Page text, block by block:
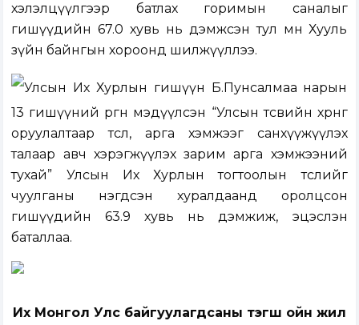
хэлэлцүүлгээр батлах горимын саналыг
гишүүдийн 67.0 хувь нь дэмжсэн тул мөн Хууль
зүйн байнгын хороонд шилжүүллээ.
Улсын Их Хурлын гишүүн Б.Пунсалмаа нарын
13 гишүүний өргөн мэдүүлсэн “Улсын төсвийн хөрөнгө
оруулалтаар төсөл, арга хэмжээг санхүүжүүлэх
талаар авч хэрэгжүүлэх зарим арга хэмжээний
тухай” Улсын Их Хурлын тогтоолын төслийг
чуулганы нэгдсэн хуралдаанд оролцсон
гишүүдийн 63.9 хувь нь дэмжиж, эцэслэн
баталлаа.
Их Монгол Улс байгуулагдсаны тэгш ойн жил